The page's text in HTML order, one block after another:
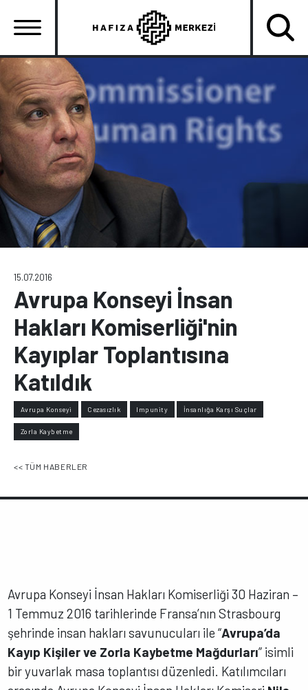
atla
Ana
gezinti
menüsü
15.07.2016
Avrupa Konseyi İnsan
Hakları Komiserliği'nin
Kayıplar Toplantısına
Katıldık
Avrupa Konseyi Cezasızlık Impunity İnsanlığa Karşı Suçlar
Zorla Kaybetme
<< TÜM HABERLER
Avrupa Konseyi İnsan Hakları Komiserliği 30 Haziran –
1 Temmuz 2016 tarihlerinde Fransa’nın Strasbourg
şehrinde insan hakları savunucuları ile “Avrupa’da
Kayıp Kişiler ve Zorla Kaybetme Mağdurları” isimli
bir yuvarlak masa toplantısı düzenledi. Katılımcıları